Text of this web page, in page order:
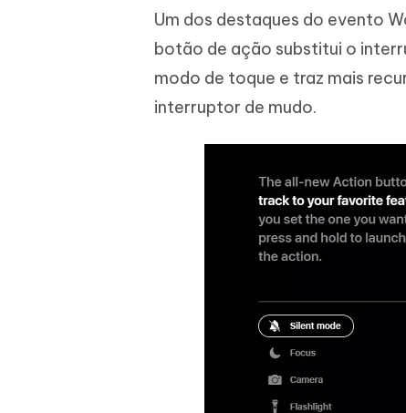
Um dos destaques do evento
botão de ação substitui o
modo de toque e traz mais
interruptor de mudo.